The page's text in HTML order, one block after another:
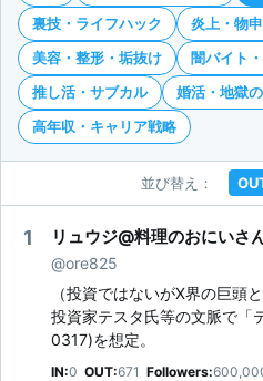
裏技・ライフハック
炎上・物
美容・整形・垢抜け
闇バイト
推し活・サブカル
婚活・地獄
高年収・キャリア戦略
並び替え：
1 リュウジ@料理のおにいさ
@ore825
（投資ではないがX界の巨頭
投資家テスタ氏等の文脈で「
0317)を想定。
IN:0 OUT:671 Followers: